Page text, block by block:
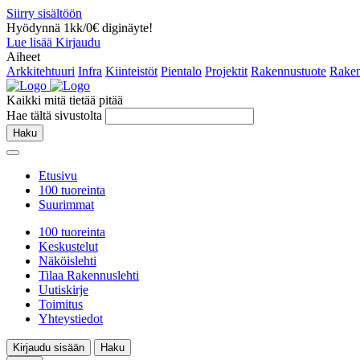
Siirry sisältöön
Hyödynnä 1kk/0€ diginäyte!
Lue lisää Kirjaudu
Aiheet
Arkkitehtuuri Infra Kiinteistöt Pientalo Projektit Rakennustuote
Kaikki mitä tietää pitää
Hae tältä sivustolta
Haku
Etusivu
100 tuoreinta
Suurimmat
100 tuoreinta
Keskustelut
Näköislehti
Tilaa Rakennuslehti
Uutiskirje
Toimitus
Yhteystiedot
Kirjaudu sisään
Haku